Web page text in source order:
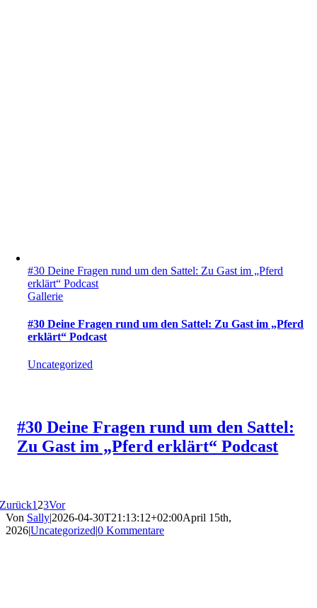
#30 Deine Fragen rund um den Sattel: Zu Gast im „Pferd
erklärt“ Podcast
Gallerie
#30 Deine Fragen rund um den Sattel: Zu Gast im „Pferd
erklärt“ Podcast
Uncategorized
#30 Deine Fragen rund um den Sattel:
Zu Gast im „Pferd erklärt“ Podcast
Zurück1 23Vor
Von Sally|2026-04-30T21:13:12+02:00April 15th,
2026|Uncategorized|0 Kommentare